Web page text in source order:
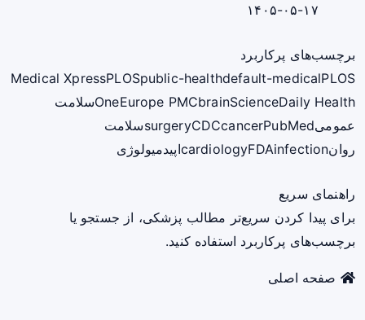
برچسب‌های پرکاربرد
Medical XpressPLOSpublic-healthdefault-medicalPLOS
OneEurope PMCbrainScienceDaily Health
سلامت
عمومی
surgeryCDCcancerPubMed
سلامت
روان
cardiologyFDAinfection اپیدمیولوژی
راهنمای سریع
برای پیدا کردن سریع‌تر مطالب پزشکی، از جستجو یا
برچسب‌های پرکاربرد استفاده کنید.
صفحه اصلی